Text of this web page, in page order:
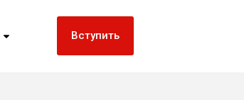
Вступить